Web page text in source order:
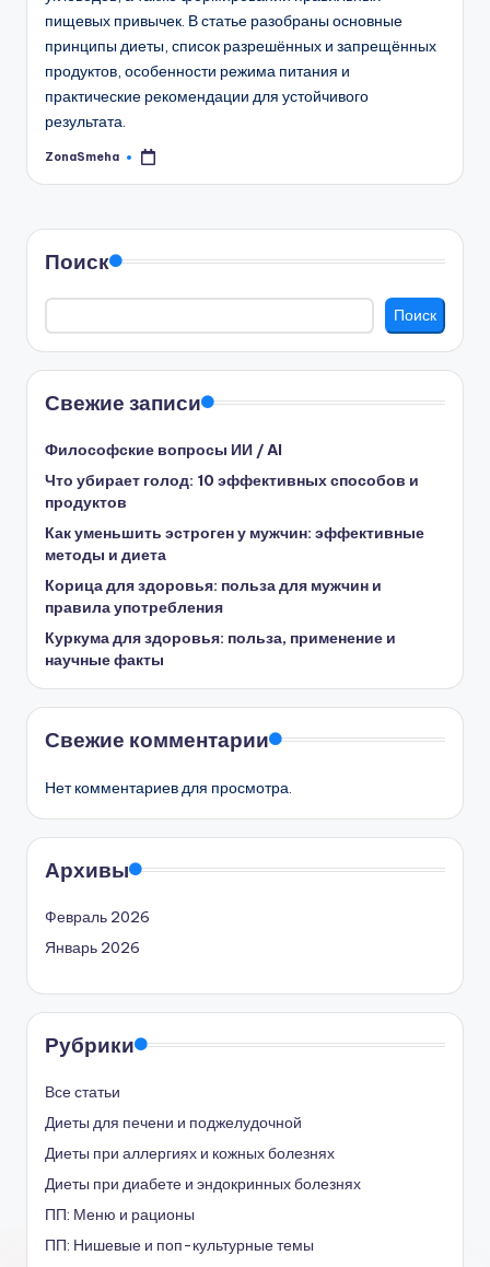
пищевых привычек. В статье разобраны основные
принципы диеты, список разрешённых и запрещённых
продуктов, особенности режима питания и
практические рекомендации для устойчивого
результата.
Запись
ZonaSmeha
Поиск
Поиск
Свежие записи
Философские вопросы ИИ / AI
Что убирает голод: 10 эффективных способов и
продуктов
Как уменьшить эстроген у мужчин: эффективные
методы и диета
Корица для здоровья: польза для мужчин и
правила употребления
Куркума для здоровья: польза, применение и
научные факты
Свежие комментарии
Нет комментариев для просмотра.
Архивы
Февраль 2026
Январь 2026
Рубрики
Все статьи
Диеты для печени и поджелудочной
Диеты при аллергиях и кожных болезнях
Диеты при диабете и эндокринных болезнях
ПП: Меню и рационы
ПП: Нишевые и поп-культурные темы